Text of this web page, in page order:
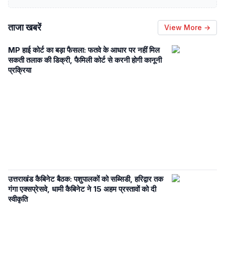
ताजा खबरें View More →
MP हाई कोर्ट का बड़ा फैसला: फतवे के आधार पर नहीं मिल
सकती तलाक की डिक्री, फैमिली कोर्ट से करनी होगी कानूनी
प्रक्रिया
उत्तराखंड कैबिनेट बैठक: पशुपालकों को सब्सिडी, हरिद्वार तक
गंगा एक्सप्रेसवे, धामी कैबिनेट ने 15 अहम प्रस्तावों को दी
स्वीकृति